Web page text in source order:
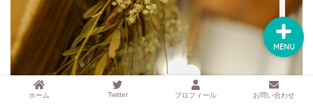
ホーム Twitter プロフィール お問い合わせ
MENU